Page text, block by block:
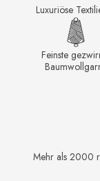
Luxuriöse
Feinste
Mehr als 2000